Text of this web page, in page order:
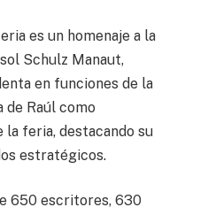
es un homenaje a la
Schulz Manaut,
en funciones de la
de Raúl como
feria, destacando su
estratégicos.
650 escritores, 630